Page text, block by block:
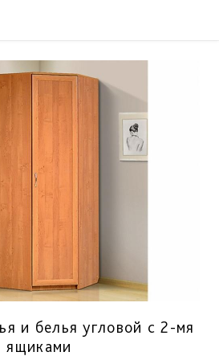
и белья угловой с 2-мя
ящиками